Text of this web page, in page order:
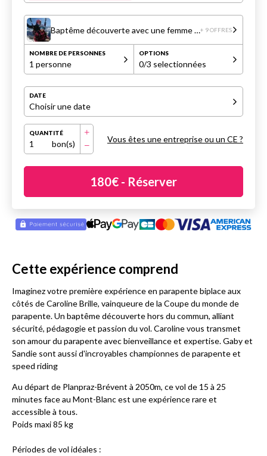
Baptême découverte avec une femme championne à 2050m d'altitude.+ 9 OFFRES
NOMBRE DE PERSONNES
1 personne
OPTIONS
0/3 selectionnées
DATE
Choisir une date
QUANTITÉ
1 bon(s) Vous êtes une entreprise ou un CE ?
180€ - Réserver
Cette expérience comprend
Imaginez votre première expérience en parapente biplace aux
côtés de Caroline Brille, vainqueure de la Coupe du monde de
parapente. Un baptême découverte hors du commun, alliant
sécurité, pédagogie et passion du vol. Caroline vous transmet
son amour du parapente avec bienveillance et expertise. Gaby et
Sandie sont aussi d'incroyables championnes de parapente et
speed riding
Au départ de Planpraz-Brévent à 2050m, ce vol de 15 à 25
minutes face au Mont-Blanc est une expérience rare et
accessible à tous.
Poids maxi 85 kg
Périodes de vol idéales :